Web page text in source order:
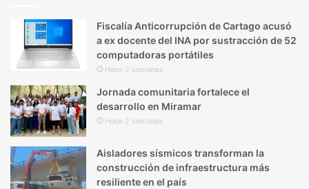
Fiscalía Anticorrupción de Cartago acusó
a ex docente del INA por sustracción de 52
computadoras portátiles
Hace 2 semanas
Jornada comunitaria fortalece el
desarrollo en Miramar
Hace 2 semanas
Aisladores sísmicos transforman la
construcción de infraestructura más
resiliente en el país